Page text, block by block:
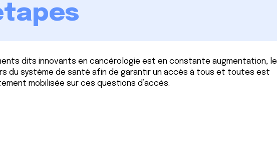
dits innovants en cancérologie est en constante augmentation, le
du système de santé afin de garantir un accès à tous et toutes est
mobilisée sur ces questions d’accès.